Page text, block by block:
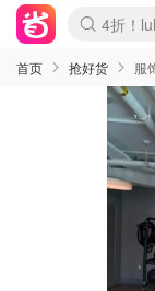
4折！
还没结
Joybuy
速领！
疑似霸
Coach
首页 抢好货 服